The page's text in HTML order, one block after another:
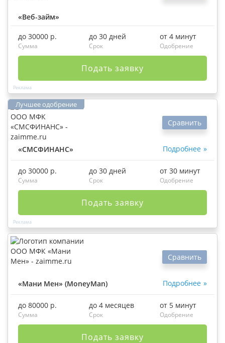
«Веб-займ»
до 30000 р.
Сумма
до 30 дней
Срок
от 4 минут
Одобрение
Подать заявку
«СМСФИНАНС» Подробнее
Сравнить
до 30000 р.
Сумма
до 30 дней
Срок
от 30 минут
Одобрение
Подать заявку
«Мани Мен» (MoneyMan) Подробнее
Сравнить
до 80000 р.
Сумма
до 4 месяцев
Срок
от 5 минут
Одобрение
Подать заявку